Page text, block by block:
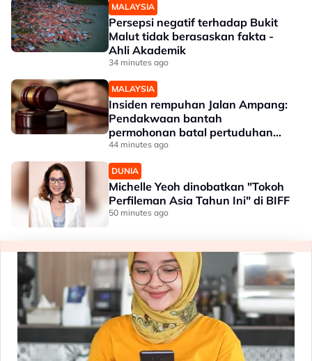
MALAYSIA
Persepsi negatif terhadap Bukit
Malut tidak berasaskan fakta -
Ahli Akademik
34 minutes ago
MALAYSIA
Insiden rempuhan Jalan Ampang:
Pendakwaan bantah
permohonan batal pertuduhan
bunuh
44 minutes ago
DUNIA
Michelle Yeoh dinobatkan "Tokoh
Perfileman Asia Tahun Ini" di BIFF
50 minutes ago